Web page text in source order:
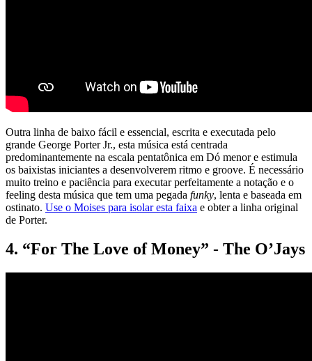
Outra linha de baixo fácil e essencial, escrita e executada pelo
grande George Porter Jr., esta música está centrada
predominantemente na escala pentatônica em Dó menor e estimula
os baixistas iniciantes a desenvolverem ritmo e groove. É necessário
muito treino e paciência para executar perfeitamente a notação e o
feeling desta música que tem uma pegada funky, lenta e baseada em
ostinato. Use o Moises para isolar esta faixa e obter a linha original
de Porter.
4. “For The Love of Money” - The O’Jays